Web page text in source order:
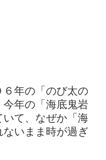
年の「のび太の
年の「海底鬼岩
て、なぜか「海
いまま時が過ぎ